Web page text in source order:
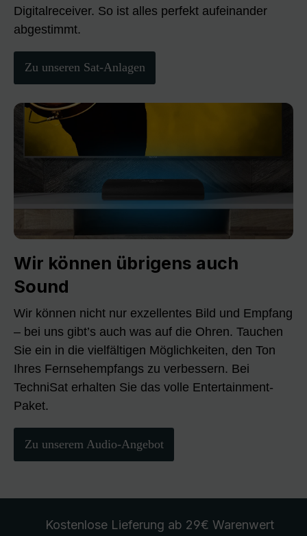
Digitalreceiver. So ist alles perfekt aufeinander
abgestimmt.
Zu unseren Sat-Anlagen
Wir können übrigens auch
Sound
Wir können nicht nur exzellentes Bild und Empfang
– bei uns gibt’s auch was auf die Ohren. Tauchen
Sie ein in die vielfältigen Möglichkeiten, den Ton
Ihres Fernsehempfangs zu verbessern. Bei
TechniSat erhalten Sie das volle Entertainment-
Paket.
Zu unserem Audio-Angebot
Kostenlose Lieferung ab 29€ Warenwert